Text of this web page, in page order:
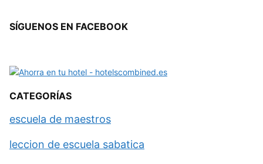
SÍGUENOS EN FACEBOOK
CATEGORÍAS
escuela de maestros
leccion de escuela sabatica